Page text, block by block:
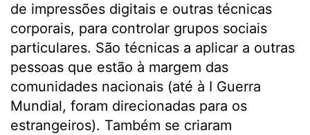
de impressões digitais e outras técnicas
corporais, para controlar grupos sociais
particulares. São técnicas a aplicar a outras
pessoas que estão à margem das
comunidades nacionais (até à I Guerra
Mundial, foram direcionadas para os
estrangeiros). Também se criaram